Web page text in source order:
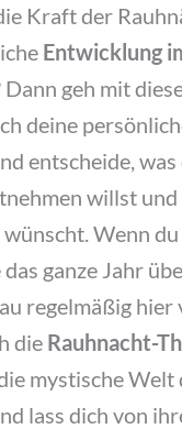
Kraft der
Entwicklung
Dann geh mit
deine
entscheide,
willst
wünscht. Wenn
ganze Jahr
regelmäßig hier
die Rauhnacht-
mystische Welt
lass dich von